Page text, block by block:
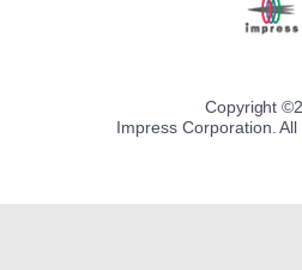
Copyright ©
Impress Corporation.